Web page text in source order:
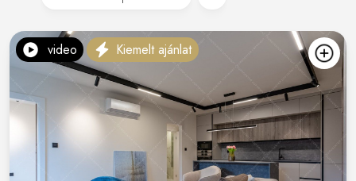
video Kiemelt ajánlat